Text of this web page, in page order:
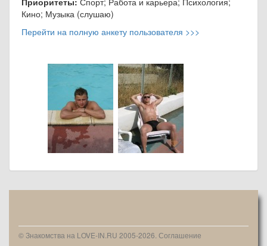
Кино; Музыка (слушаю)
Перейти на полную анкету пользователя >>>
© Знакомства на LOVE-IN.RU 2005-2026. Соглашение